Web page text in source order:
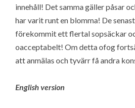
innehåll! Det samma gäller påsar
har varit runt en blomma! De
förekommit ett flertal sopsäckar
oacceptabelt! Om detta ofog
att anmälas och tyvärr få andra
English version